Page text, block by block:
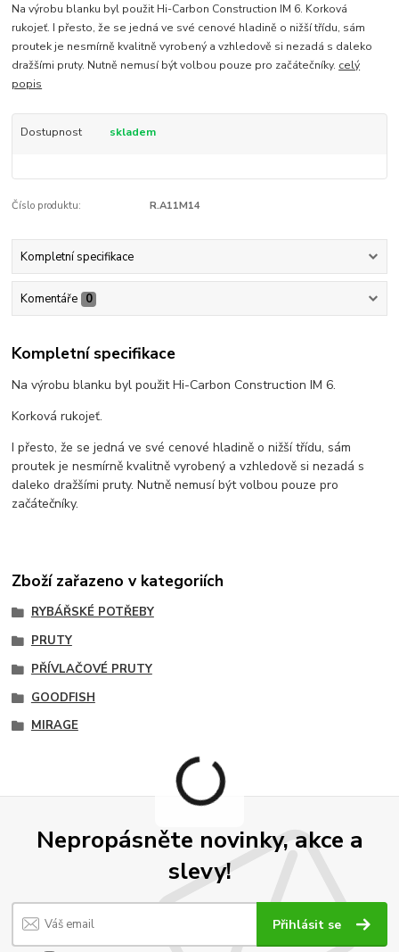
Na výrobu blanku byl použit Hi-Carbon Construction IM 6. Korková
rukojeť. I přesto, že se jedná ve své cenové hladině o nižší třídu, sám
proutek je nesmírně kvalitně vyrobený a vzhledově si nezadá s daleko
dražšími pruty. Nutně nemusí být volbou pouze pro začátečníky. celý
popis
Dostupnost skladem
Číslo produktu: R.A11M14
Kompletní specifikace
Komentáře 0
Kompletní specifikace
Na výrobu blanku byl použit Hi-Carbon Construction IM 6.
Korková rukojeť.
I přesto, že se jedná ve své cenové hladině o nižší třídu, sám
proutek je nesmírně kvalitně vyrobený a vzhledově si nezadá s
daleko dražšími pruty. Nutně nemusí být volbou pouze pro
začátečníky.
Zboží zařazeno v kategoriích
RYBÁŘSKÉ POTŘEBY
PRUTY
PŘÍVLAČOVÉ PRUTY
GOODFISH
MIRAGE
Nepropásněte novinky, akce a
slevy!
Přihlásit se